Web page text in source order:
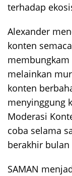
terhadap
Alexander
konten
melainkan
konten
menyinggung
Moderasi
coba selama
berakhir bulan
SAMAN